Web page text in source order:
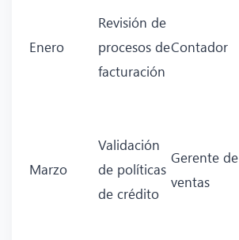
Enero
Revisión de
procesos de
facturación
Contador
Marzo
Validación
de políticas
de crédito
Gerente de
ventas